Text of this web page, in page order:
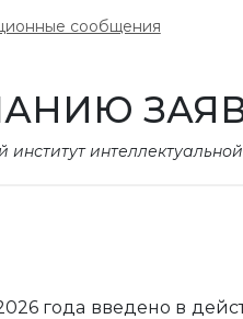
сообщения
года введено в